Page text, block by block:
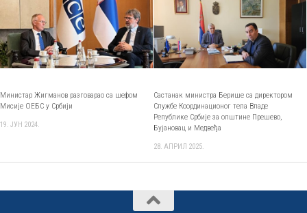
Министар Жигманов разговарао са шефом
Мисије ОЕБС у Србији
19. ЈУН 2024.
Састанак министра Берише са директором
Службе Координационог тела Владе
Републике Србије за општине Прешево,
Бујановац и Медвеђа
28. АПРИЛ 2025.